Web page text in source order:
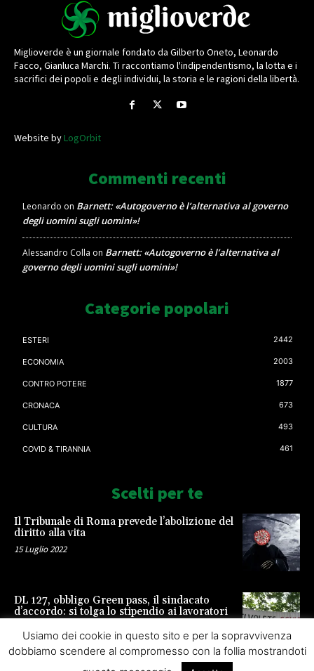
Miglioverde è un giornale fondato da Gilberto Oneto, Leonardo
Facco, Gianluca Marchi. Ti raccontiamo l'indipendentismo, la lotta e i
sacrifici dei popoli e degli individui, la storia e le ragioni della libertà.
Website byLogOrbit
Commenti recenti
Leonardo on Barnett: «Autogoverno è l’alternativa al governo
degli uomini sugli uomini»!
Alessandro Colla on Barnett: «Autogoverno è l’alternativa al
governo degli uomini sugli uomini»!
Categorie popolari
ESTERI 2442
ECONOMIA 2003
CONTRO POTERE 1877
CRONACA 673
CULTURA 493
COVID & TIRANNIA 461
Scelti per te
Il Tribunale di Roma prevede l’abolizione del
diritto alla vita
15 Luglio 2022
DL 127, obbligo Green pass, il sindacato
d’accordo: si tolga lo stipendio ai lavoratori
Usiamo dei cookie in questo sito e per la sopravvivenza
dobbiamo scendere al compromesso con la follia mostrandoti